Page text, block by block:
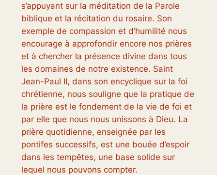
s’appuyant sur la méditation de la Parole
biblique et la récitation du rosaire. Son
exemple de compassion et d’humilité nous
encourage à approfondir encore nos prières
et à chercher la présence divine dans tous
les domaines de notre existence. Saint
Jean-Paul II, dans son encyclique sur la foi
chrétienne, nous souligne que la pratique de
la prière est le fondement de la vie de foi et
par elle que nous nous unissons à Dieu. La
prière quotidienne, enseignée par les
pontifes successifs, est une bouée d’espoir
dans les tempêtes, une base solide sur
lequel nous pouvons compter.